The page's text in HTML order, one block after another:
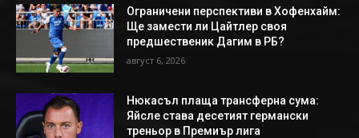
Ограничени перспективи в Хофенхайм:
Ще замести ли Цайтлер своя
предшественик Дагим в РБ?
август 6, 2026
Нюкасъл плаща трансферна сума:
Яйсле става десетият германски
треньор в Премиър лига